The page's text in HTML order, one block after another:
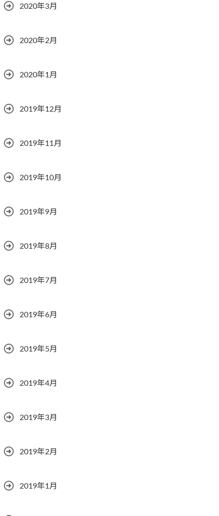
2020年3月
2020年2月
2020年1月
2019年12月
2019年11月
2019年10月
2019年9月
2019年8月
2019年7月
2019年6月
2019年5月
2019年4月
2019年3月
2019年2月
2019年1月